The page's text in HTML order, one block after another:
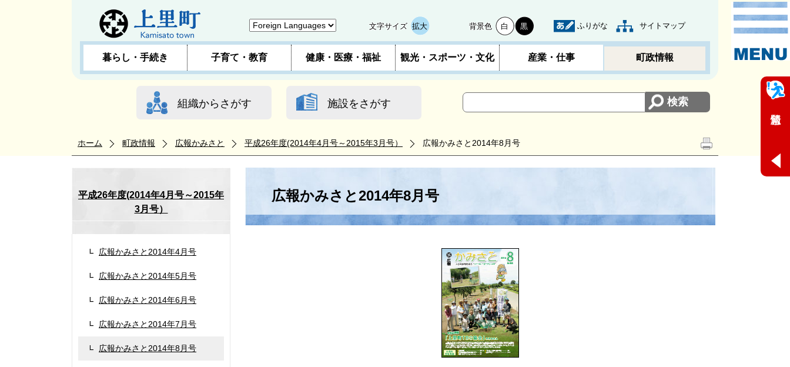
文字サイズ 拡大 背景色 白 黒 ふりがな サイトマップ
暮らし・手続き 子育て・教育 健康・医療・福祉 観光・スポーツ・文化 産業・仕事 町政情報
組織からさがす 施設をさがす
ホーム 町政情報 広報かみさと 平成26年度(2014年4月号～2015年3月号） 広報かみさと2014年8月号
平成26年度(2014年4月号～2015年
3月号）
広報かみさと2014年4月号
広報かみさと2014年5月号
広報かみさと2014年6月号
広報かみさと2014年7月号
広報かみさと2014年8月号
広報かみさと2014年8月号